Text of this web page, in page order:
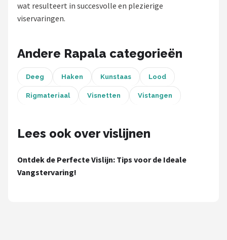
Westin
Spro
Salmo
Fox Rage
wat resulteert in succesvolle en plezierige
viservaringen.
Andere Rapala categorieën
Deeg Haken Kunstaas Lood
Rigmateriaal Visnetten Vistangen
Lees ook over vislijnen
Ontdek de Perfecte Vislijn: Tips voor de Ideale
Vangstervaring!